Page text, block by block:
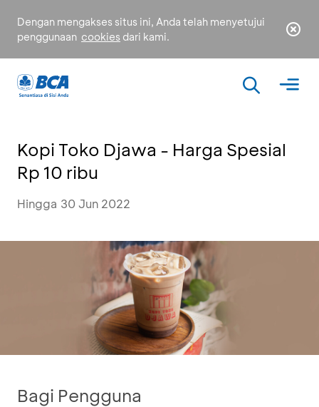
Dengan mengakses situs ini, Anda telah menyetujui
penggunaan cookies dari kami.
Kopi Toko Djawa - Harga Spesial
Rp 10 ribu
Hingga 30 Jun 2022
Bagi Pengguna